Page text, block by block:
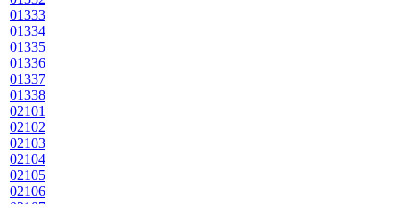
01333
01334
01335
01336
01337
01338
02101
02102
02103
02104
02105
02106